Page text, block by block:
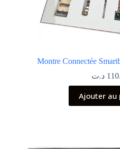
Montre Connectée
د.ت
Ajouter au